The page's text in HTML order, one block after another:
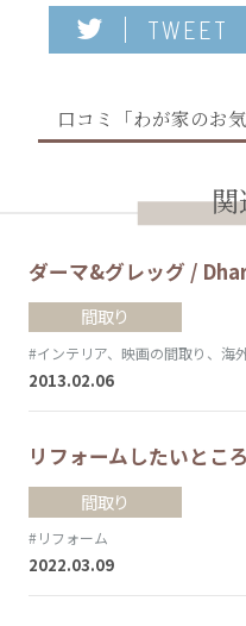
TWEET
口コミ「わが家のお
ダーマ&グレッグ /
間取り
#インテリア、映画の間取り、海
2013.02.06
リフォームしたいところ
間取り
#リフォーム
2022.03.09